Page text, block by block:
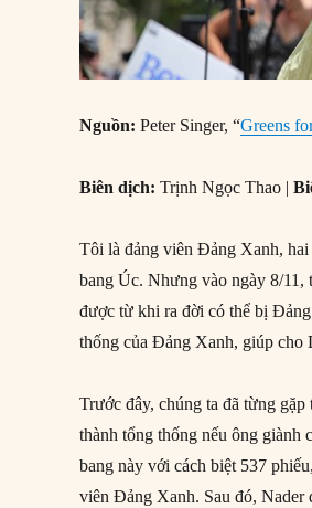
Nguồn:Peter Singer, “Greens
Biên dịch:Trịnh Ngọc Thao |
Tôi là đảng viên Đảng Xanh,
bang Úc. Nhưng vào ngày 8/11,
được từ khi ra đời có thể bị
thống của Đảng Xanh, giúp cho
Trước đây, chúng ta đã từng
thành tổng thống nếu ông giành
bang này với cách biệt 537
viên Đảng Xanh. Sau đó, Nader